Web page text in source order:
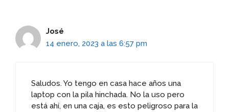
José
14 enero, 2023 a las 6:57 pm
Saludos. Yo tengo en casa hace años una
laptop con la pila hinchada. No la uso pero
está ahí, en una caja, es esto peligroso para la